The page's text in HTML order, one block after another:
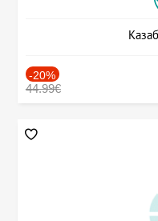
-20%
44.99€